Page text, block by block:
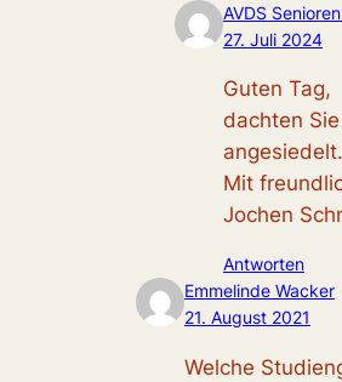
AVDS
27. Juli 2024
Guten Tag,
dachten
angesiedelt.
Mit
Jochen
Antworten
Emmelinde Wacker
21. August 2021
Welche